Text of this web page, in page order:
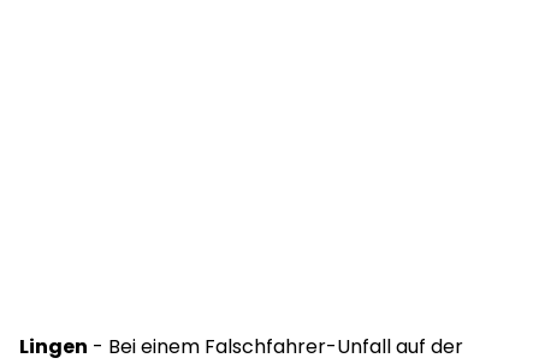
Lingen - Bei einem Falschfahrer-Unfall auf der